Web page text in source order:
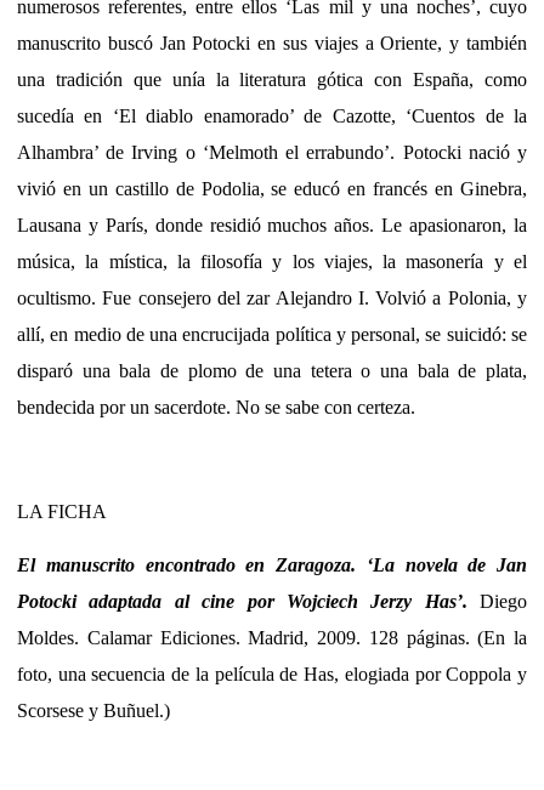
numerosos referentes, entre ellos ‘Las mil y una noches’, cuyo
manuscrito buscó Jan Potocki en sus viajes a Oriente, y también
una tradición que unía la literatura gótica con España, como
sucedía en ‘El diablo enamorado’ de Cazotte, ‘Cuentos de la
Alhambra’ de Irving o ‘Melmoth el errabundo’. Potocki nació y
vivió en un castillo de Podolia, se educó en francés en Ginebra,
Lausana y París, donde residió muchos años. Le apasionaron, la
música, la mística, la filosofía y los viajes, la masonería y el
ocultismo. Fue consejero del zar Alejandro I. Volvió a Polonia, y
allí, en medio de una encrucijada política y personal, se suicidó: se
disparó una bala de plomo de una tetera o una bala de plata,
bendecida por un sacerdote. No se sabe con certeza.
LA FICHA
El manuscrito encontrado en Zaragoza. ‘La novela de Jan
Potocki adaptada al cine por Wojciech Jerzy Has’. Diego
Moldes. Calamar Ediciones. Madrid, 2009. 128 páginas. (En la
foto, una secuencia de la película de Has, elogiada por Coppola y
Scorsese y Buñuel.)